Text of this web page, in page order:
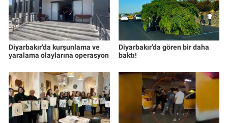
Diyarbakır’da kurşunlama ve
yaralama olaylarına operasyon
Diyarbakır’da gören bir daha
baktı!